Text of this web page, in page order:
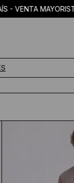
DUET